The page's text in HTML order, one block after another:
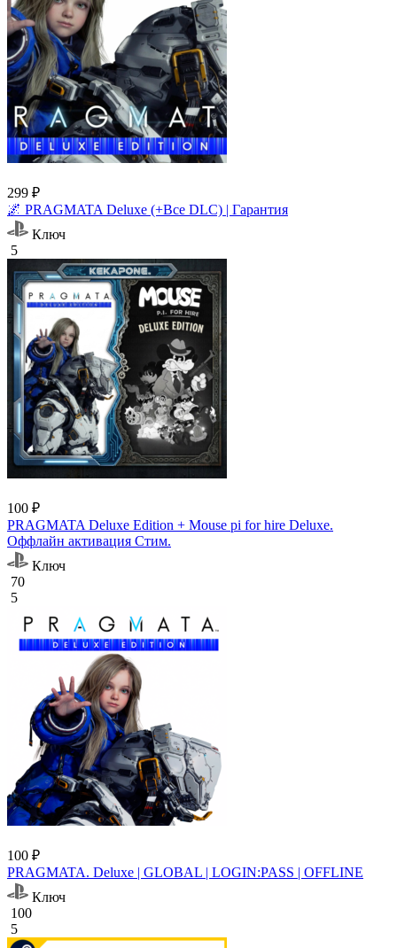
299 ₽
🌌 PRAGMATA Deluxe (+Все DLC) | Гарантия
Ключ
5
100 ₽
PRAGMATA Deluxe Edition + Mouse pi for hire Deluxe.
Оффлайн активация Cтим.
Ключ
70
5
100 ₽
PRAGMATA. Deluxe | GLOBAL | LOGIN:PASS | OFFLINE
Ключ
100
5